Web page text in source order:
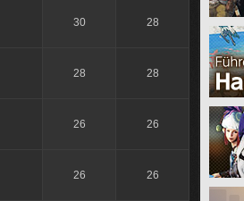
30 28
28 28
26 26
26 26